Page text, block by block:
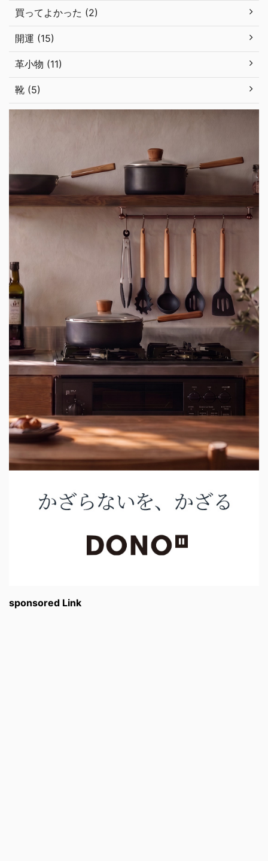
買ってよかった (2)
開運 (15)
革小物 (11)
靴 (5)
sponsored Link